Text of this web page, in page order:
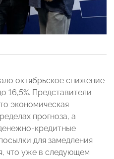
октябрьское снижение
16,5%. Представители
экономическая
прогноза, а
кредитные
для замедления
что уже в следующем